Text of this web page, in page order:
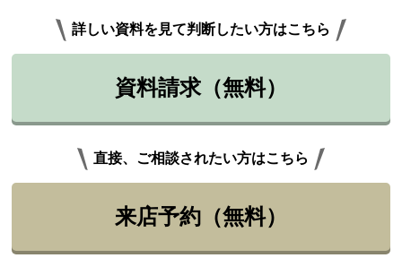
詳しい資料を見て判断したい方はこちら
資料請求（無料）
直接、ご相談されたい方はこちら
来店予約（無料）